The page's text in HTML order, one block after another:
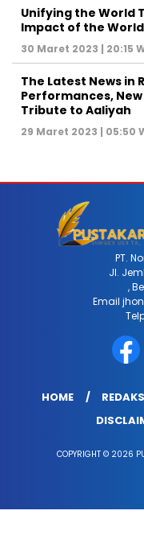
Unifying the World
Impact of the
30 Maret 2023 | 20:15
The Latest News in
Performances,
Tribute to Aaliyah
29 Maret 2023 | 05:50
PT.
Jl.
,
Email
HOME
COPYRIGHT © 2026